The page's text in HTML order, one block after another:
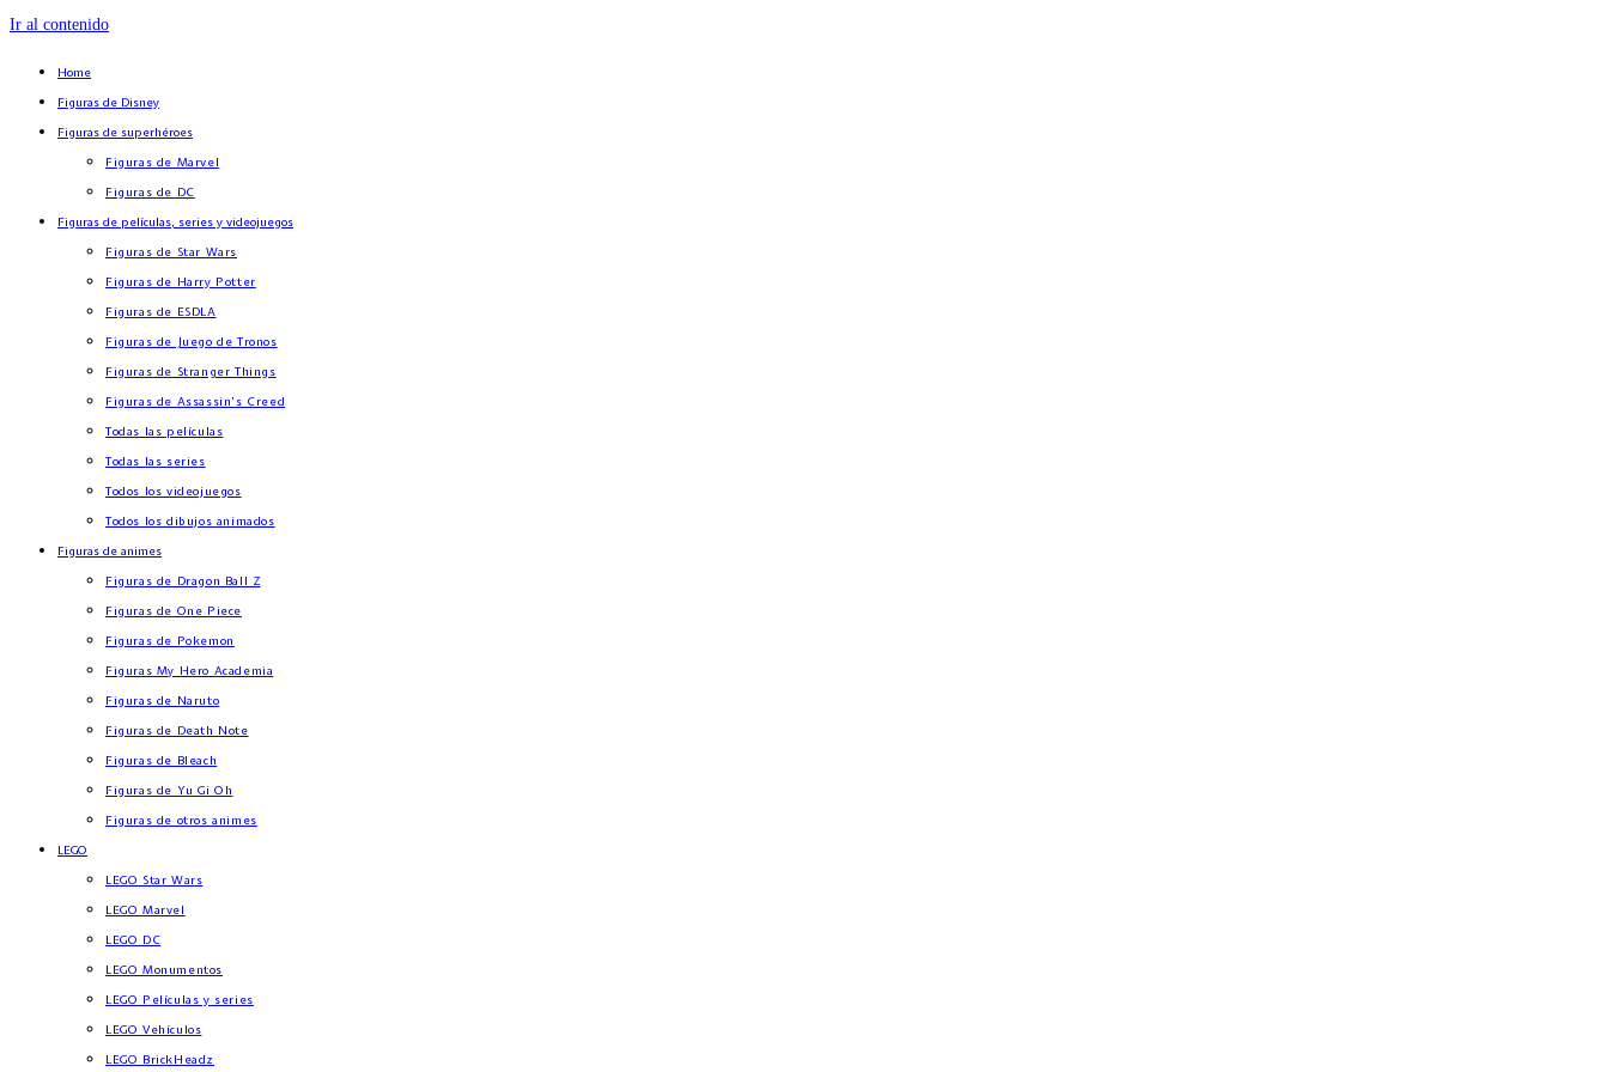
Ir al contenido
Home
Figuras de Disney
Figuras de superhéroes
Figuras de Marvel
Figuras de DC
Figuras de películas, series y videojuegos
Figuras de Star Wars
Figuras de Harry Potter
Figuras de ESDLA
Figuras de Juego de Tronos
Figuras de Stranger Things
Figuras de Assassin’s Creed
Todas las películas
Todas las series
Todos los videojuegos
Todos los dibujos animados
Figuras de animes
Figuras de Dragon Ball Z
Figuras de One Piece
Figuras de Pokemon
Figuras My Hero Academia
Figuras de Naruto
Figuras de Death Note
Figuras de Bleach
Figuras de Yu Gi Oh
Figuras de otros animes
LEGO
LEGO Star Wars
LEGO Marvel
LEGO DC
LEGO Monumentos
LEGO Películas y series
LEGO Vehículos
LEGO BrickHeadz